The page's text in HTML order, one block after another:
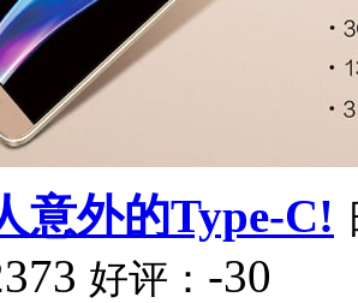
意外的Type-C!
好评： -30